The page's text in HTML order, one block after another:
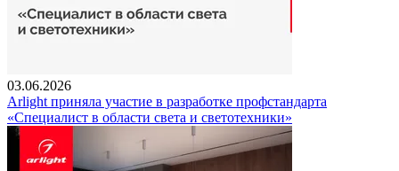
03.06.2026
Arlight приняла участие в разработке профстандарта
«Специалист в области света и светотехники»